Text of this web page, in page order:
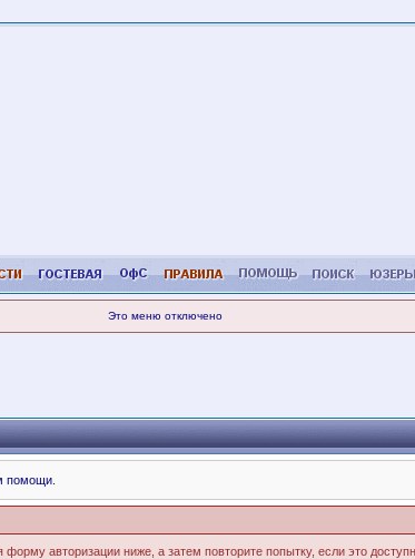
Это меню отключено
помощи.
авторизации ниже, а затем повторите попытку, если это